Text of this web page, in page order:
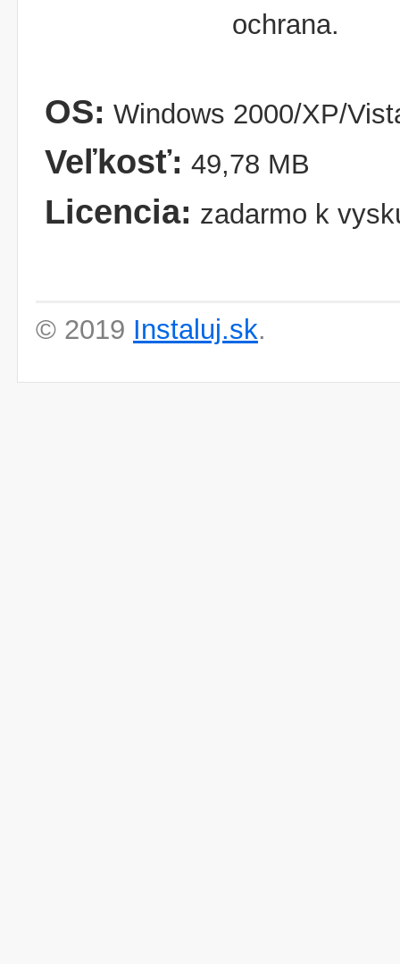
ochrana.
OS: Windows 2000/XP/
Veľkosť: 49,78 MB
Licencia: zadarmo k
© 2019 Instaluj.sk.